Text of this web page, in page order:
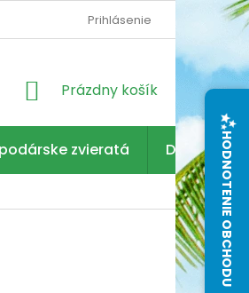
Prihlásenie
NÁKUPNÝ
Prázdny košík
zvieratá Dezinfekcia
HODNOTENIE OBCHODU